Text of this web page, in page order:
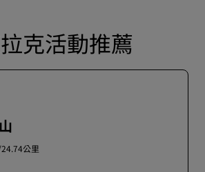
克活動推薦
公里